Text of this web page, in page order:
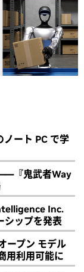
ート PC で学
『鬼武者Way
Inc.
シップを発表
ープン モデル
用利用可能に